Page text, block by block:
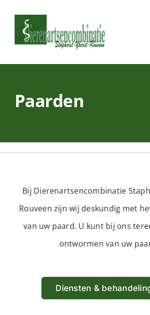
inhoud
Over ons
Gezelschapsdieren
Diensten
Paarden
Bij Dierenartsencombinatie
Rouveen zijn wij deskundig met
van uw paard. U kunt bij ons
ontwormen van uw
Diensten &